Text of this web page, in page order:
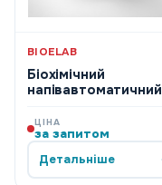
BIOELAB
Біохімічний
напівавтоматичний
Bioelab, КНР
ЦІНА
за запитом
Детальніше